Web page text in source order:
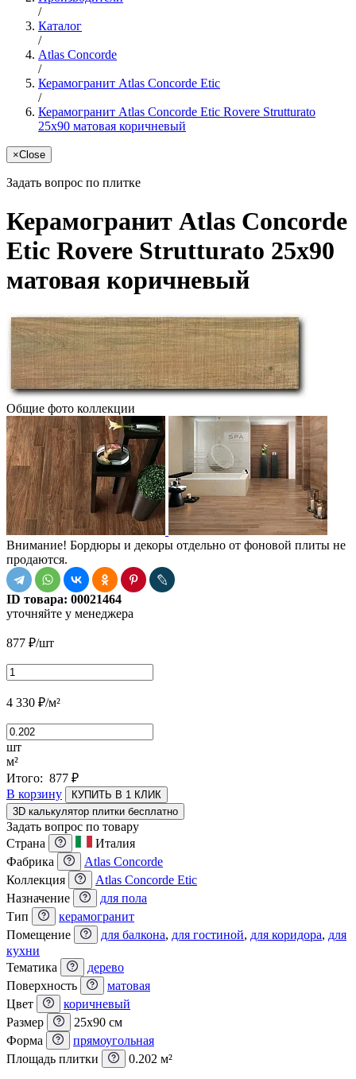
/
Каталог
/
Atlas Concorde
/
Керамогранит Atlas Concorde Etic
/
Керамогранит Atlas Concorde Etic Rovere Strutturato
25x90 матовая коричневый
×Close
Задать вопрос по плитке
Керамогранит Atlas Concorde
Etic Rovere Strutturato 25x90
матовая коричневый
Общие фото коллекции
Внимание! Бордюры и декоры отдельно от фоновой плиты не
продаются.
ID товара: 00021464
уточняйте у менеджера
877 ₽/шт
4 330 ₽/м²
шт
м²
Итого: 877 ₽
В корзину
КУПИТЬ В 1 КЛИК
3D калькулятор плитки бесплатно
Задать вопрос по товару
Страна
Италия
Фабрика
Atlas Concorde
Коллекция
Atlas Concorde Etic
Назначение
для пола
Тип
керамогранит
Помещение
для балкона, для гостиной, для коридора, для
кухни
Тематика
дерево
Поверхность
матовая
Цвет
коричневый
Размер
25x90 см
Форма
прямоугольная
Площадь плитки
0.202 м²